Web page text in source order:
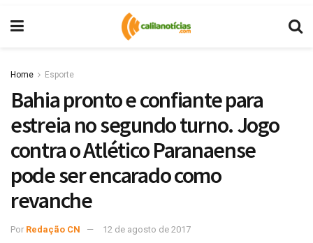
Home Esporte
Bahia pronto e confiante para
estreia no segundo turno. Jogo
contra o Atlético Paranaense
pode ser encarado como
revanche
Por Redação CN 12 de agosto de 2017